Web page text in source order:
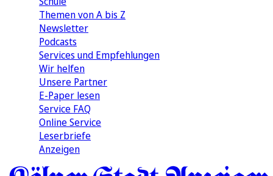
Themen von A bis Z
Newsletter
Podcasts
Services und Empfehlungen
Wir helfen
Unsere Partner
E-Paper lesen
Service FAQ
Online Service
Leserbriefe
Anzeigen